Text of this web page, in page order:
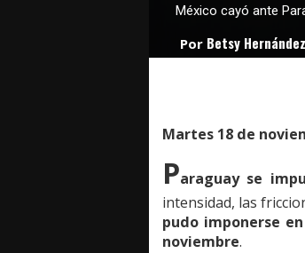
México cayó ante
Por Betsy
Martes 18 de
Paraguay se
intensidad, las
pudo imponerse
noviembre.